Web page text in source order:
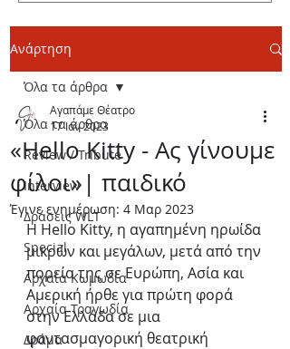
Ανάρτηση
Όλα τα άρθρα
Review / Tribute
Interview
Δράσεις WLT
Special
Αρχαία Κωμωδία
Αρχαία Τραγωδία
Δράμα
Όλα τα άρθρα
«Hello Kitty - Ας γίνουμε
φίλοι»| παιδικό
Αγαπάμε Θέατρο
17 Ιαν 2023
Έγινε ενημέρωση: 4 Μαρ 2023
Η Hello Kitty, η αγαπημένη ηρωίδα
μικρών και μεγάλων, μετά από την
πορεία της σε Ευρώπη, Ασία και
Αμερική ήρθε για πρώτη φορά
στην Ελλάδα σε μια
φαντασμαγορική θεατρική